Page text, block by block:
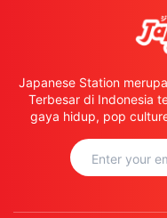
Japanese Station
Terbesar di Indonesia
gaya hidup, pop